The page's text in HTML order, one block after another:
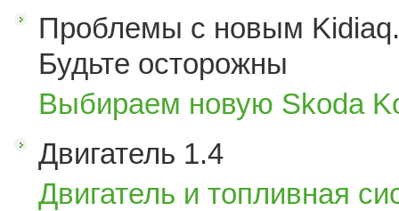
Проблемы с новым
Будьте осторожны
Выбираем новую Skoda
Двигатель 1.4
Двигатель и топливная